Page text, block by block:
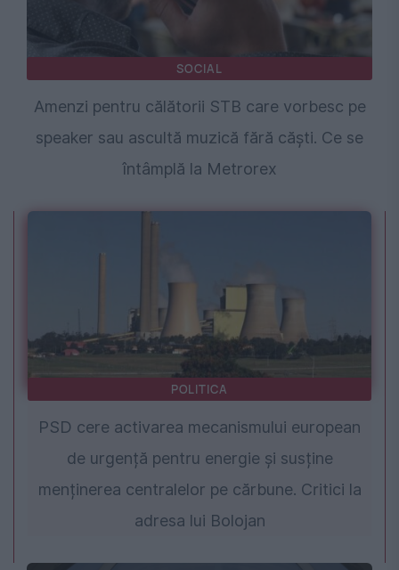
SOCIAL
Amenzi pentru călătorii STB care vorbesc pe
speaker sau ascultă muzică fără căști. Ce se
întâmplă la Metrorex
POLITICA
PSD cere activarea mecanismului european
de urgență pentru energie și susține
menținerea centralelor pe cărbune. Critici la
adresa lui Bolojan